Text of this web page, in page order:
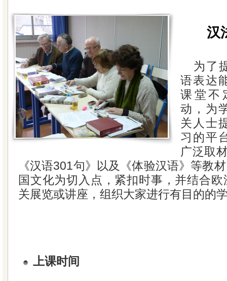
汉
为了
语表达
课堂不
动，为
关人士
习的平
广泛取
《汉语301句》以及《体验汉语》等教
国文化为切入点，紧扣时事，并结合
关展览或讲座，组织大家进行有目的的
上课时间